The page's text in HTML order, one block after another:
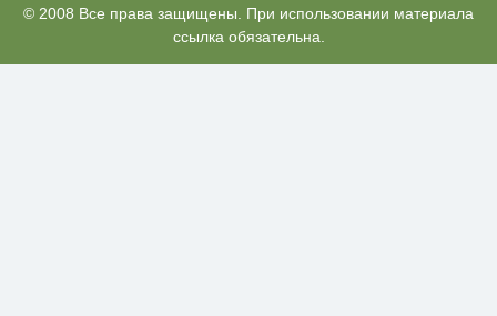
© 2008 Все права защищены. При использовании материала
ссылка обязательна.
i
Королева вагона отожгла! Видео
не оставит равнодушным